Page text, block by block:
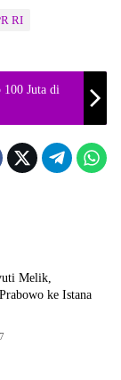
RI
100 Juta di
Melik,
ke Istana